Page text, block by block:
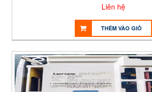
Liên hệ
THÊM VÀO GIỎ